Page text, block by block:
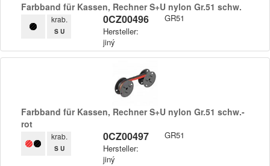
Farbband für Kassen,​ Rechner S+​U nylon Gr.​51 schw.​
krab.
S U
0CZ00496
Hersteller:
jiný
GR51
Farbband für Kassen,​ Rechner S+​U nylon Gr.​51 schw.​-
rot
krab.
S U
0CZ00497
Hersteller:
jiný
GR51